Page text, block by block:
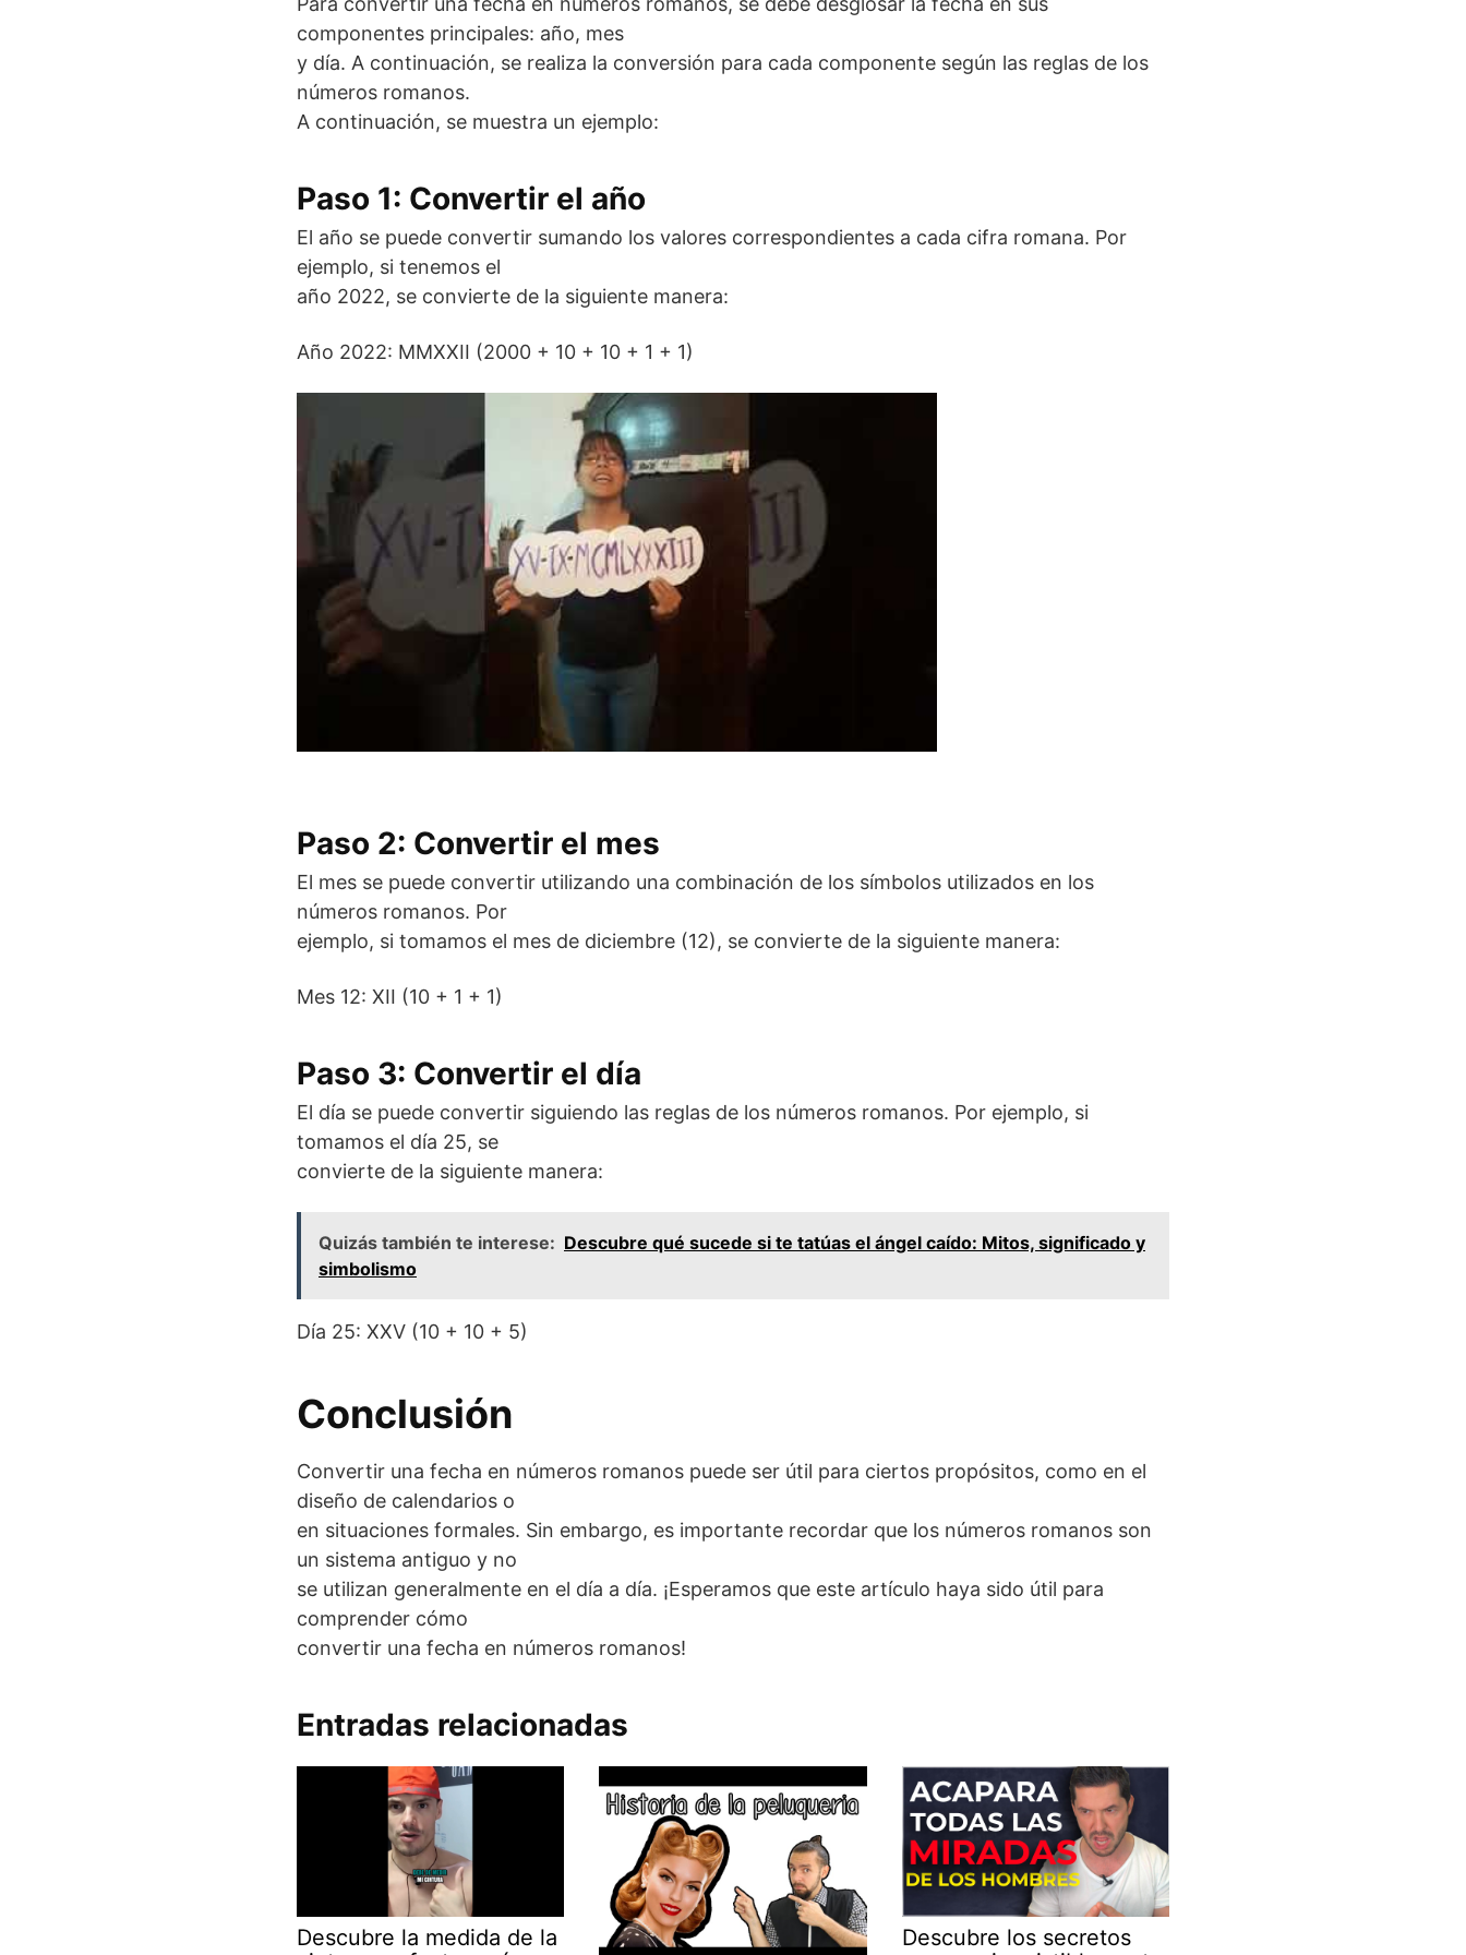
componentes principales: año, mes
y día. A continuación, se realiza la conversión para cada componente según las reglas de los
números romanos.
A continuación, se muestra un ejemplo:
Paso 1: Convertir el año
El año se puede convertir sumando los valores correspondientes a cada cifra romana. Por
ejemplo, si tenemos el
año 2022, se convierte de la siguiente manera:
Año 2022: MMXXII (2000 + 10 + 10 + 1 + 1)
Paso 2: Convertir el mes
El mes se puede convertir utilizando una combinación de los símbolos utilizados en los
números romanos. Por
ejemplo, si tomamos el mes de diciembre (12), se convierte de la siguiente manera:
Mes 12: XII (10 + 1 + 1)
Paso 3: Convertir el día
El día se puede convertir siguiendo las reglas de los números romanos. Por ejemplo, si
tomamos el día 25, se
convierte de la siguiente manera:
Quizás también te interese: Descubre qué sucede si te tatúas el ángel caído: Mitos, significado y
simbolismo
Día 25: XXV (10 + 10 + 5)
Conclusión
Convertir una fecha en números romanos puede ser útil para ciertos propósitos, como en el
diseño de calendarios o
en situaciones formales. Sin embargo, es importante recordar que los números romanos son
un sistema antiguo y no
se utilizan generalmente en el día a día. ¡Esperamos que este artículo haya sido útil para
comprender cómo
convertir una fecha en números romanos!
Entradas relacionadas
Descubre la medida de la
Descubre los secretos